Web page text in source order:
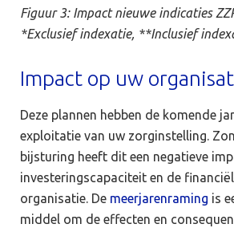
Figuur 3: Impact nieuwe indicaties
*Exclusief indexatie, **Inclusief
Impact op uw
Deze plannen hebben de komende
exploitatie van uw zorginstelling.
bijsturing heeft dit een negatieve
investeringscapaciteit en de
organisatie. De meerjarenraming is
middel om de effecten en